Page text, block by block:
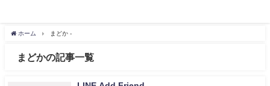
ホーム まどか -
まどかの記事一覧